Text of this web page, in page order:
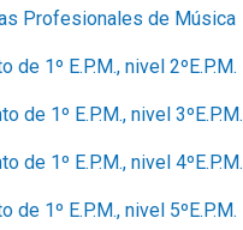
Profesionales de Música
1º E.P.M., nivel 2ºE.P.M.
de 1º E.P.M., nivel 3ºE.P.M.
de 1º E.P.M., nivel 4ºE.P.M.
1º E.P.M., nivel 5ºE.P.M.